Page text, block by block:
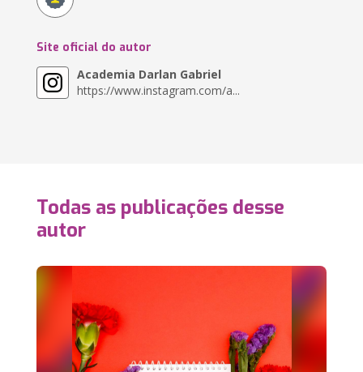
Site oficial do autor
Academia Darlan Gabriel
https://www.instagram.com/a...
Todas as publicações desse
autor